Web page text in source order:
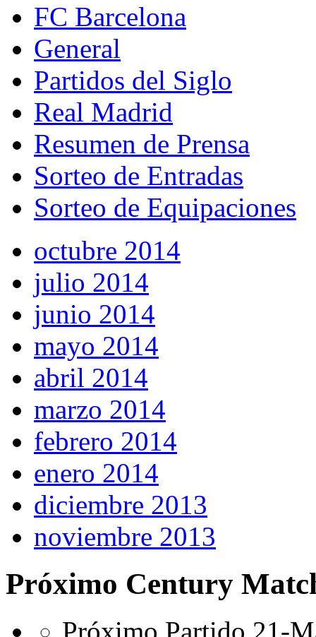
FC Barcelona
General
Partidos del Siglo
Real Madrid
Resumen de Prensa
Sorteo de Entradas
Sorteo de Equipaciones
octubre 2014
julio 2014
junio 2014
mayo 2014
abril 2014
marzo 2014
febrero 2014
enero 2014
diciembre 2013
noviembre 2013
Próximo Century
Próximo Partido 21-